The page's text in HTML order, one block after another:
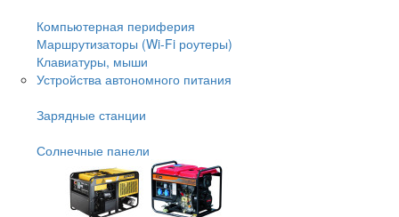
Компьютерная периферия
Маршрутизаторы (Wi-Fi роутеры)
Клавиатуры, мыши
Устройства автономного питания
Зарядные станции
Солнечные панели